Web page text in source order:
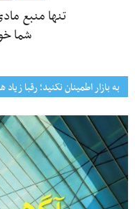
تنها منبع
شما
به بازار اطمینان نکنید؛ رقبا